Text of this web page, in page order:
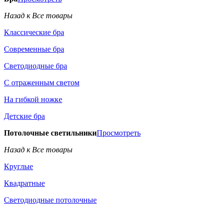
Назад к Все товары
Классические бра
Современные бра
Светодиодные бра
С отраженным светом
На гибкой ножке
Детские бра
Потолочные светильникиПросмотреть
Назад к Все товары
Круглые
Квадратные
Светодиодные потолочные